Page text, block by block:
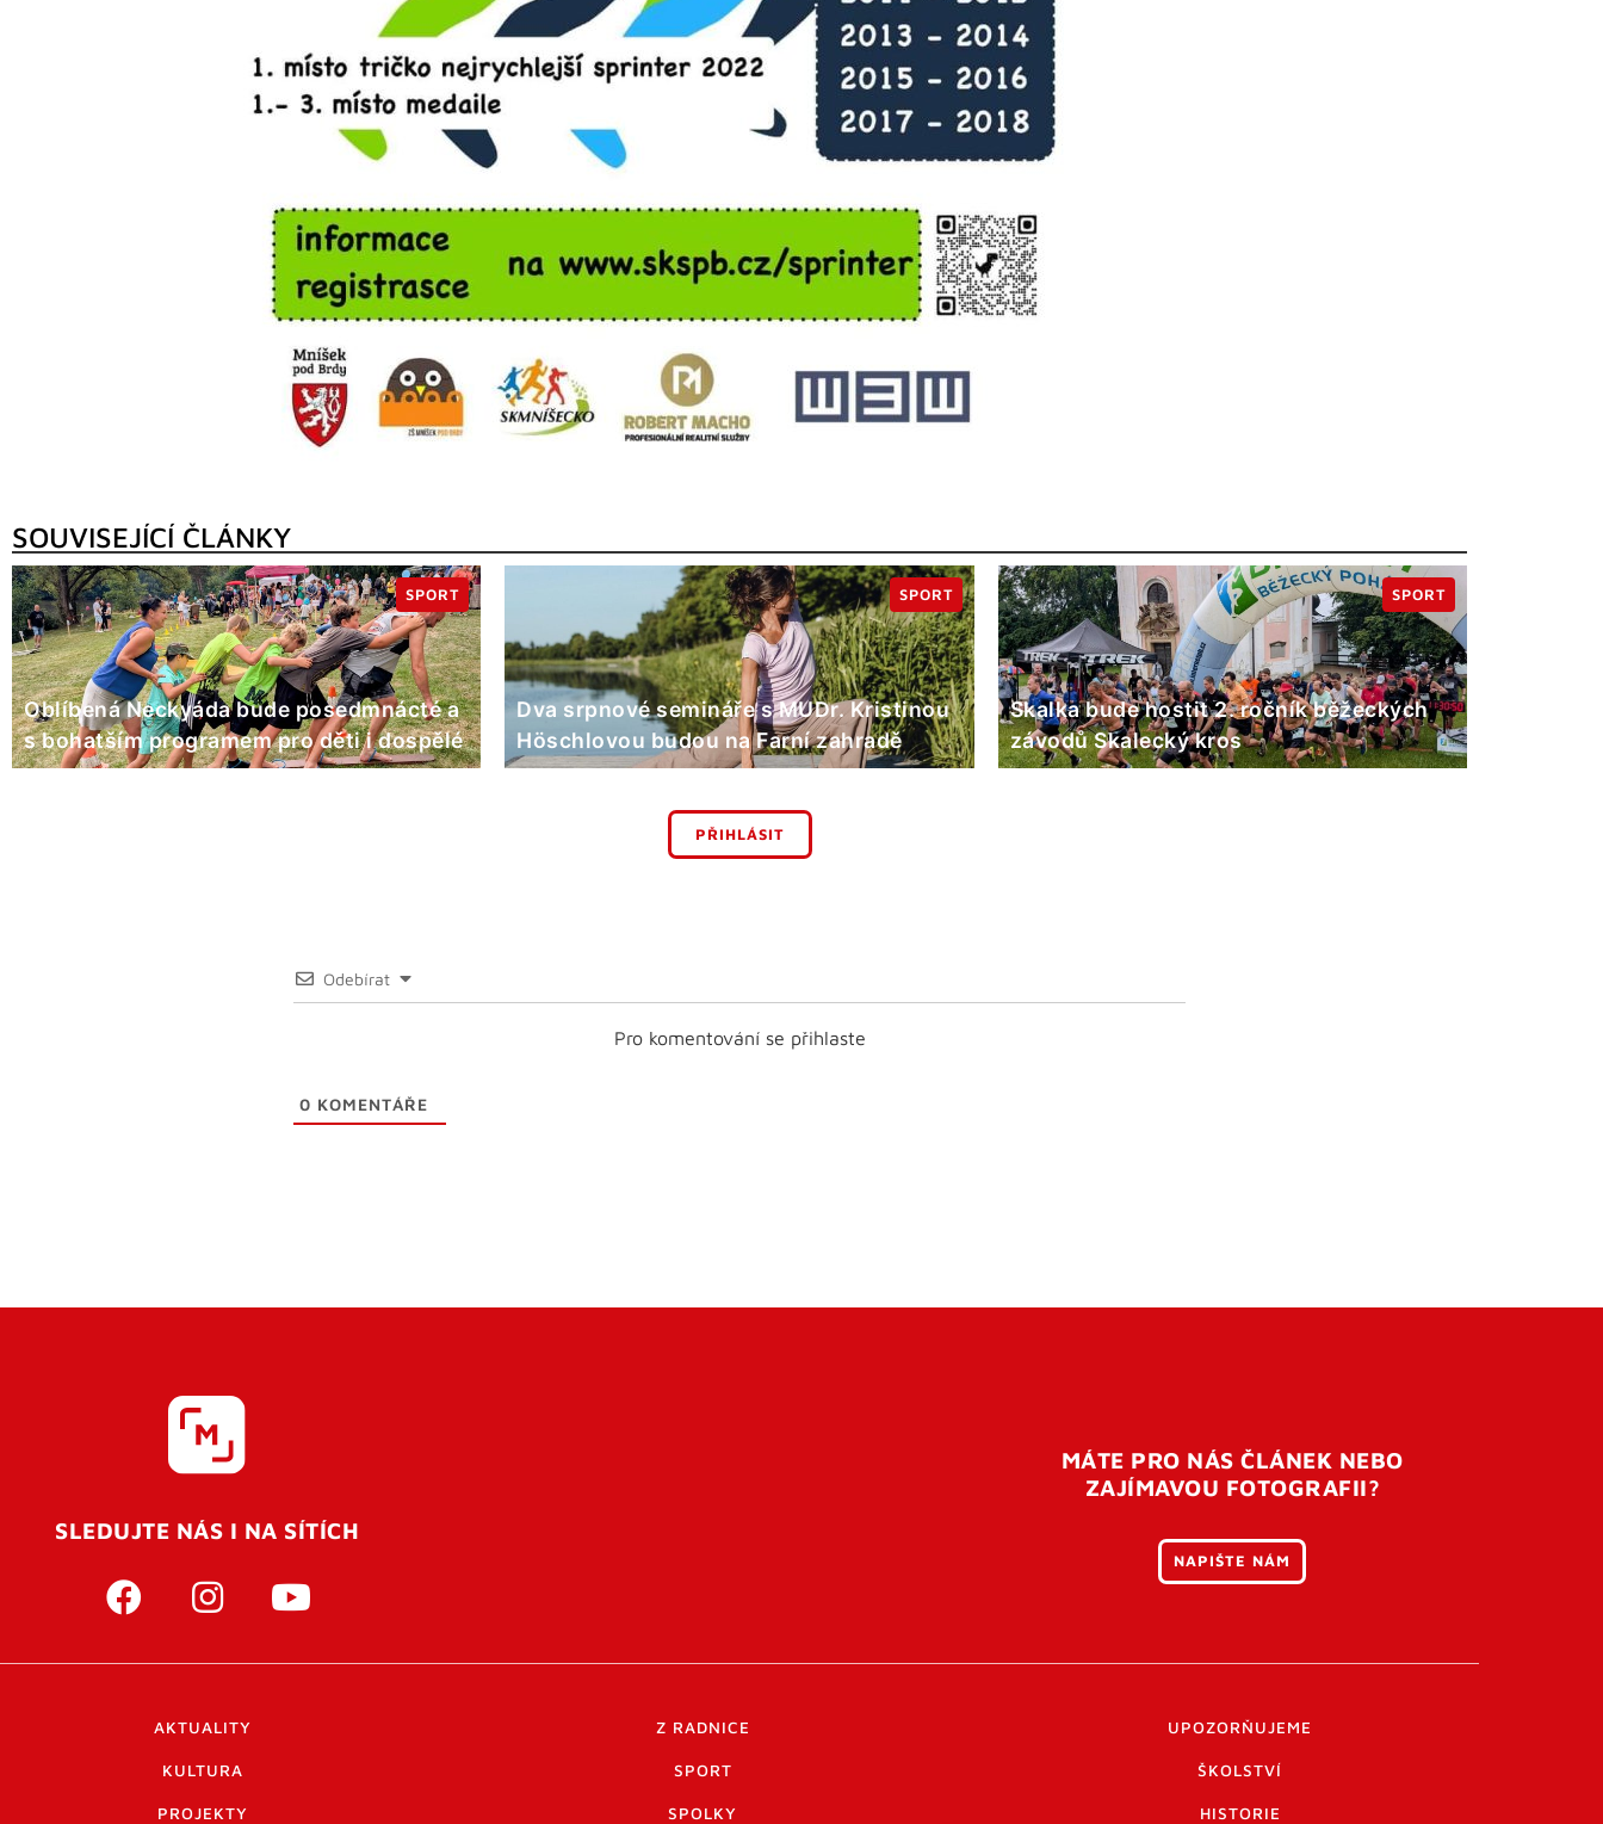
SOUVISEJÍCÍ ČLÁNKY
Oblíbená Neckyáda bude posedmnácté a
s bohatším programem pro děti i dospělé
SPORT
Dva srpnové semináře s MUDr. Kristinou
Höschlovou budou na Farní zahradě
SPORT
Skalka bude hostit 2. ročník běžeckých
závodů Skalecký kros
SPORT
PŘIHLÁSIT
Odebírat
Pro komentování se přihlaste
0 KOMENTÁŘE
SLEDUJTE NÁS I NA SÍTÍCH
MÁTE PRO NÁS ČLÁNEK NEBO
ZAJÍMAVOU FOTOGRAFII?
NAPIŠTE NÁM
AKTUALITY Z RADNICE UPOZORŇUJEME
KULTURA SPORT ŠKOLSTVÍ
PROJEKTY SPOLKY HISTORIE